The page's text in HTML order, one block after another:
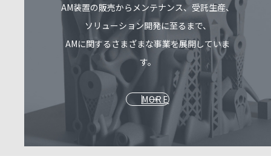
AM装置の販売からメンテナンス、受託生産、
ソリューション開発に至るまで、
AMに関するさまざまな事業を展開していま
す。
MORE